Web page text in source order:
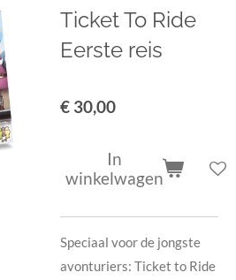
Ticket To Ride
Eerste reis
€ 30,00
In
winkelwagen
Speciaal voor de jongste
avonturiers: Ticket to Ride